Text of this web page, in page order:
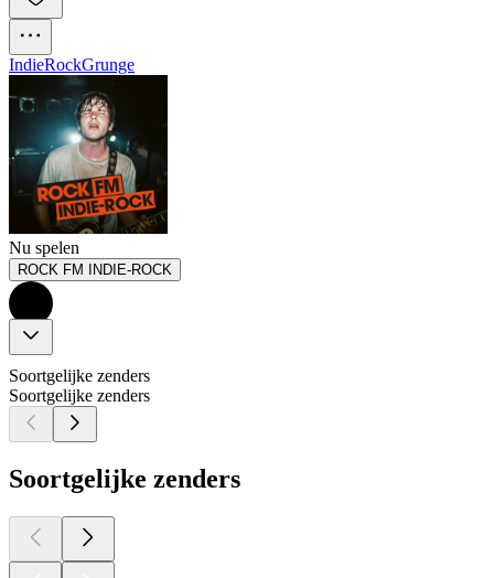
IndieRockGrunge
Nu spelen
ROCK FM INDIE-ROCK
Soortgelijke zenders
Soortgelijke zenders
Soortgelijke zenders